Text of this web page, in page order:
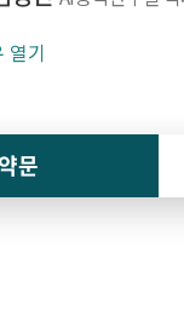
열기
문